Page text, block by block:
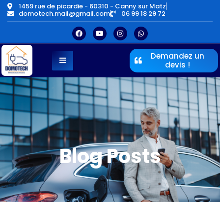
1459 rue de picardie - 60310 - Canny sur Matz
domotech.mail@gmail.com 06 99 18 29 72
Demandez un
devis !
Blog Posts